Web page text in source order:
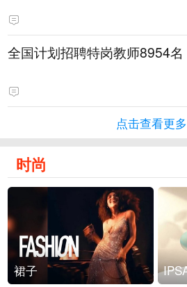
全国计划招聘特岗教师8954名
点击查看更多
时尚
裙子